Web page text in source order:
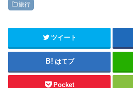
旅行
ツイート
はてブ
Pocket